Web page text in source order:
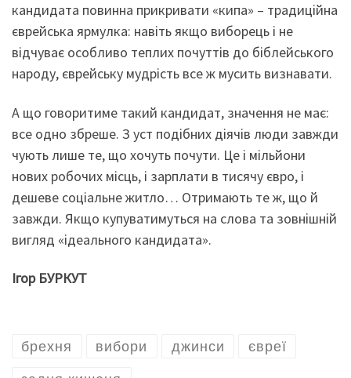
кандидата повинна прикривати «кипа» – традиційна
єврейська ярмулка: навіть якщо виборець і не
відчуває особливо теплих почуттів до біблейського
народу, єврейську мудрість все ж мусить визнавати.
А що говоритиме такий кандидат, значення не має:
все одно збреше. З уст подібних діячів люди завжди
чують лише те, що хочуть почути. Це і мільйони
нових робочих місць, і зарплати в тисячу євро, і
дешеве соціальне житло… Отримають те ж, що й
завжди. Якщо купуватимуться на слова та зовнішній
вигляд «ідеального кандидата».
Ігор БУРКУТ
брехня вибори джинси євреї